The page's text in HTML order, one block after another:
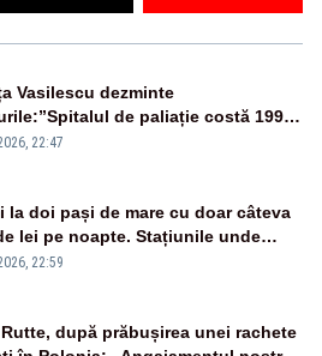
Vasilescu dezminte
de paliație costă 199
de euro, nu 500 de milioane”
22:47
la doi pași de mare cu doar câteva
lei pe noapte. Stațiunile unde
a revenit în forță
22:59
Rutte, după prăbușirea unei rachete